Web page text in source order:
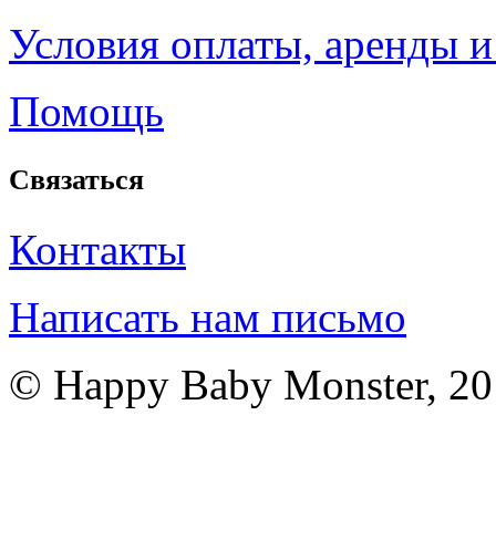
Условия оплаты, аренды
Помощь
Связаться
Контакты
Написать нам письмо
© Happy Baby Monster,